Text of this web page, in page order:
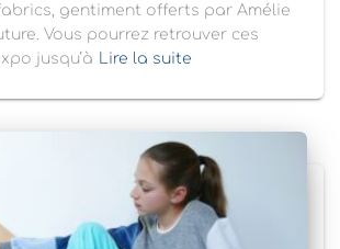
gentiment offerts par Amélie
Vous pourrez retrouver ces
jusqu’à
Lire la suite